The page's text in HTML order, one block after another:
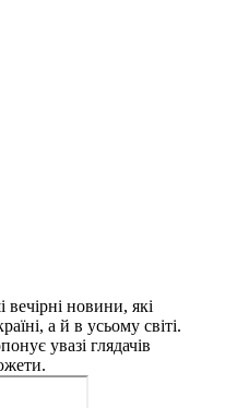
новини, які
а й в усьому світі.
увазі глядачів